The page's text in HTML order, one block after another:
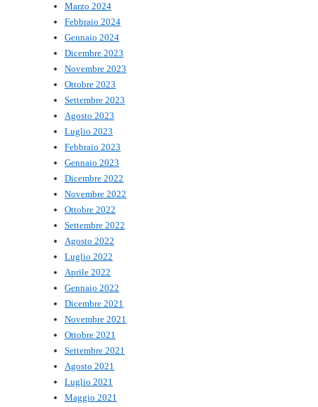
Marzo 2024
Febbraio 2024
Gennaio 2024
Dicembre 2023
Novembre 2023
Ottobre 2023
Settembre 2023
Agosto 2023
Luglio 2023
Febbraio 2023
Gennaio 2023
Dicembre 2022
Novembre 2022
Ottobre 2022
Settembre 2022
Agosto 2022
Luglio 2022
Aprile 2022
Gennaio 2022
Dicembre 2021
Novembre 2021
Ottobre 2021
Settembre 2021
Agosto 2021
Luglio 2021
Maggio 2021